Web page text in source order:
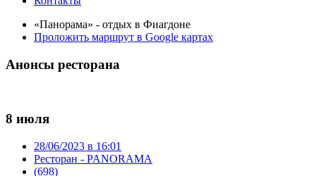
«Панорама» - отдых в Фиагдоне
Проложить маршрут в Google картах
Анонсы ресторана
8 июля
28/06/2023 в 16:01
Ресторан - PANORAMA
(698)